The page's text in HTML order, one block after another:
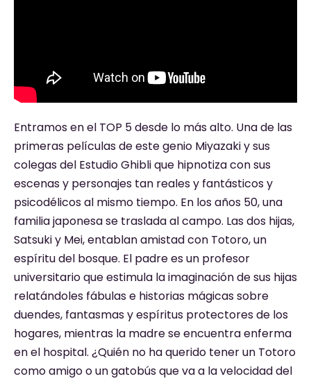
Entramos en el TOP 5 desde lo más alto. Una de las
primeras películas de este genio Miyazaki y sus
colegas del Estudio Ghibli que hipnotiza con sus
escenas y personajes tan reales y fantásticos y
psicodélicos al mismo tiempo. En los años 50, una
familia japonesa se traslada al campo. Las dos hijas,
Satsuki y Mei, entablan amistad con Totoro, un
espíritu del bosque. El padre es un profesor
universitario que estimula la imaginación de sus hijas
relatándoles fábulas e historias mágicas sobre
duendes, fantasmas y espíritus protectores de los
hogares, mientras la madre se encuentra enferma
en el hospital. ¿Quién no ha querido tener un Totoro
como amigo o un gatobús que va a la velocidad del